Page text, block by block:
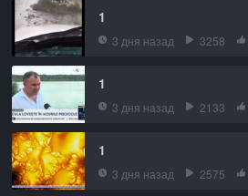
1
3 дня назад 3258
1
3 дня назад 2133
1
3 дня назад 2575